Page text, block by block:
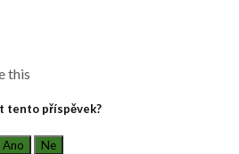
this
tento příspěvek?
Ano Ne